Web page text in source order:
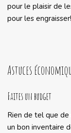
pour le plaisir de
pour les engraisser!
Astuces
Faites un budget
Rien de tel que de
un bon inventaire